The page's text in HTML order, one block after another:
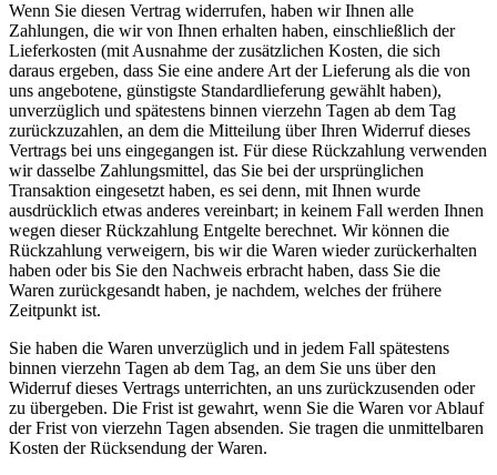
Wenn Sie diesen Vertrag widerrufen, haben wir Ihnen alle
Zahlungen, die wir von Ihnen erhalten haben, einschließlich der
Lieferkosten (mit Ausnahme der zusätzlichen Kosten, die sich
daraus ergeben, dass Sie eine andere Art der Lieferung als die von
uns angebotene, günstigste Standardlieferung gewählt haben),
unverzüglich und spätestens binnen vierzehn Tagen ab dem Tag
zurückzuzahlen, an dem die Mitteilung über Ihren Widerruf dieses
Vertrags bei uns eingegangen ist. Für diese Rückzahlung verwenden
wir dasselbe Zahlungsmittel, das Sie bei der ursprünglichen
Transaktion eingesetzt haben, es sei denn, mit Ihnen wurde
ausdrücklich etwas anderes vereinbart; in keinem Fall werden Ihnen
wegen dieser Rückzahlung Entgelte berechnet. Wir können die
Rückzahlung verweigern, bis wir die Waren wieder zurückerhalten
haben oder bis Sie den Nachweis erbracht haben, dass Sie die
Waren zurückgesandt haben, je nachdem, welches der frühere
Zeitpunkt ist.
Sie haben die Waren unverzüglich und in jedem Fall spätestens
binnen vierzehn Tagen ab dem Tag, an dem Sie uns über den
Widerruf dieses Vertrags unterrichten, an uns zurückzusenden oder
zu übergeben. Die Frist ist gewahrt, wenn Sie die Waren vor Ablauf
der Frist von vierzehn Tagen absenden. Sie tragen die unmittelbaren
Kosten der Rücksendung der Waren.